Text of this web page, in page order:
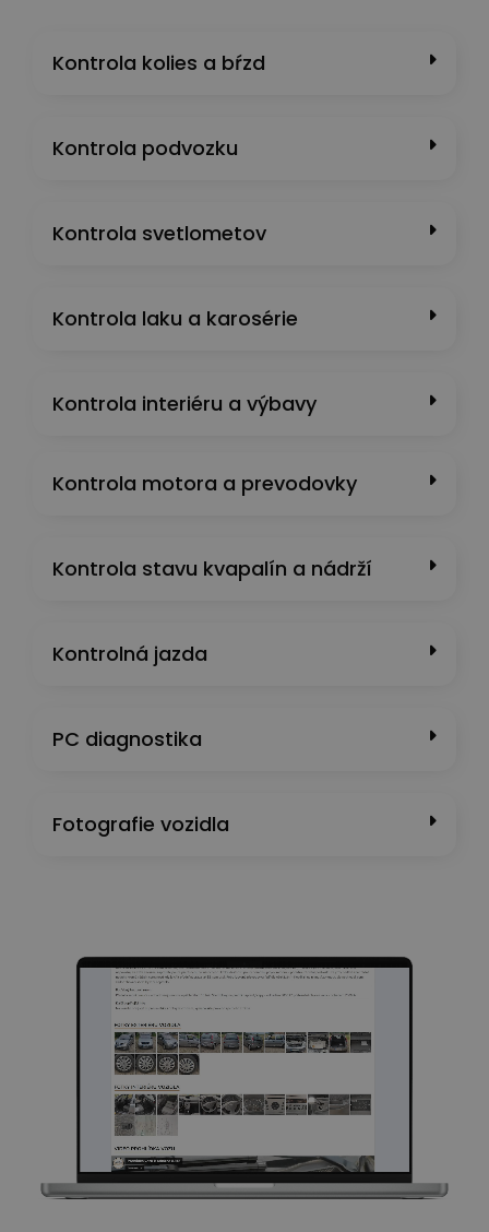
Kontrola kolies a bŕzd
Kontrola podvozku
Kontrola svetlometov
Kontrola laku a karosérie
Kontrola interiéru a výbavy
Kontrola motora a prevodovky
Kontrola stavu kvapalín a nádrží
Kontrolná jazda
PC diagnostika
Fotografie vozidla